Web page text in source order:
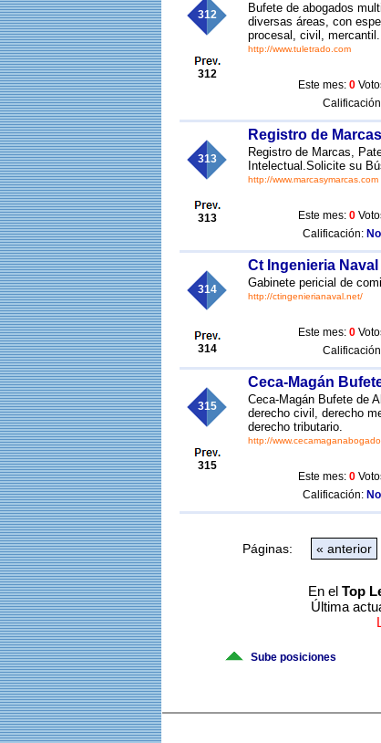
312
312
Bufete de abogados
diversas áreas, con
procesal, civil, mercantil.
http://www.tuletrado.com
Este mes: 0
313
313
Registro de
Registro de Marcas,
Intelectual.Solicite su
http://www.marcasymarcas.com
Este mes: 0
Calificación:
314
314
Ct Ingenieria
Gabinete pericial de
http://ctingenierianaval.net/
Este mes: 0
315
315
Ceca-Magán
Ceca-Magán Bufete de
derecho civil, derecho
derecho tributario.
http://
Este mes: 0
Calificación:
Páginas: « anterior
En el Top
Última
Sube posiciones